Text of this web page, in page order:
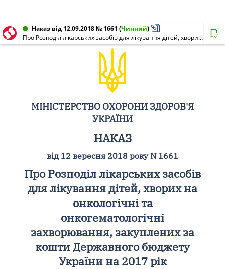
Наказ від 12.09.2018 № 1661 (Чинний)
Про Розподіл лікарських засобів для лікування дітей, хворих на онкологічні та онкогематологічні захворювання, закуплених за кошти Державного бюджету України на 2017 рік
МІНІСТЕРСТВО ОХОРОНИ ЗДОРОВ'Я
УКРАЇНИ
НАКАЗ
від 12 вересня 2018 року N 1661
Про Розподіл лікарських засобів
для лікування дітей, хворих на
онкологічні та
онкогематологічні
захворювання, закуплених за
кошти Державного бюджету
України на 2017 рік